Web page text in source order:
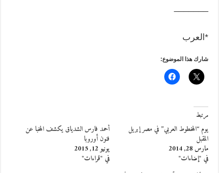
*العرب
شارك هذا الموضوع:
مرتبط
يوم “المخطوط العربي” في مصر إبريل
المقبل
مارس 28, 2014
في "إضاءات"
أحمد فارس الشدياق يكشف المخبا عن
فنون أوروبا
يونيو 12, 2015
في "قراءات"